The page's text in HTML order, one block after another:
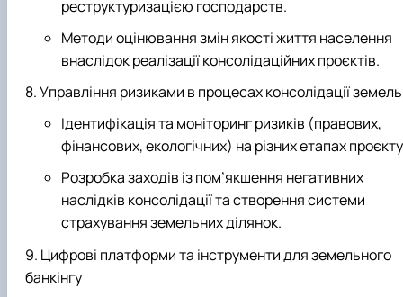
реструктуризацією господарств.
Методи оцінювання змін якості життя населення
внаслідок реалізації консолідаційних проєктів.
Управління ризиками в процесах консолідації земель
Ідентифікація та моніторинг ризиків (правових,
фінансових, екологічних) на різних етапах
Розробка заходів із пом’якшення негативних
наслідків консолідації та створення системи
страхування земельних ділянок.
Цифрові платформи та інструменти для земельного
банкінгу